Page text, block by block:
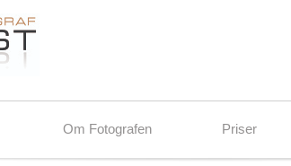
Om Fotografen Priser